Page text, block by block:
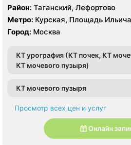
Район: Таганский, Лефортово
Метро: Курская, Площадь
Чкаловская
Город: Москва
КТ урография (КТ почек, КТ
КТ мочевого пузыря)
КТ мочевого пузыря
Просмотр всех цен и услуг
Онлайн